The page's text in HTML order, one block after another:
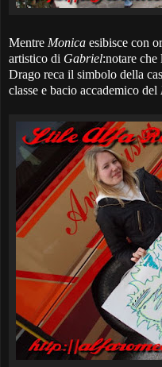
Mentre Monica esibisce con
artistico di Gabriel:notare che
Drago reca il simbolo della
classe e bacio accademico del